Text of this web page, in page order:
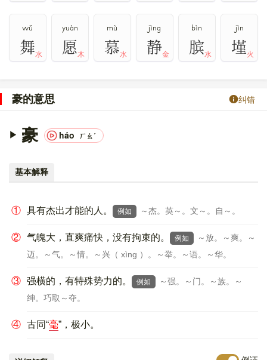
wǔ
舞水
yuàn
愿木
mù
慕水
jìng
静金
bìn
膑水
jìn
墐火
豪的意思 纠错
豪 háo ㄏㄠˊ
基本解释
① 具有杰出才能的人。 例如 ～杰。英～。文～。自～。
② 气魄大，直爽痛快，没有拘束的。 例如
～放。～爽。～
迈。～气。～情。～兴（ xìng ）。～举。～语。～华。
③ 强横的，有特殊势力的。 例如
～强。～门。～族。～
绅。巧取～夺。
④ 古同“毫”，极小。